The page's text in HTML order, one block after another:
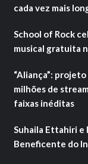
cada vez mais
School of Rock
musical gratuita
“Aliança”:
milhões de
faixas inéditas
Suhaila Ettahiri e
Beneficente do